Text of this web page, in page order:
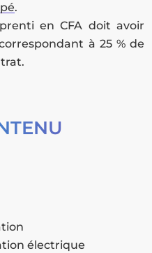
.
en CFA doit avoir
à 25 % de
électrique